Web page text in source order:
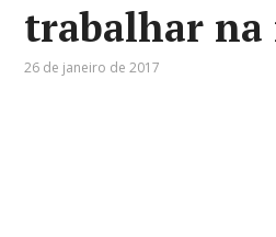
trabalhar na
26 de janeiro de 2017